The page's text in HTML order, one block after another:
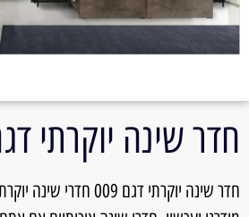
חדר שינה יוקרתי דגם
חדר שינה יוקרתי דגם 009